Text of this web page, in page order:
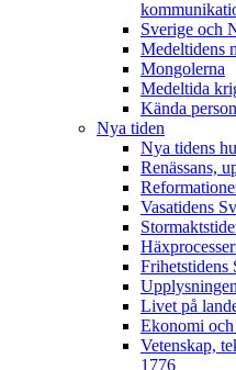
Sverige och
Medeltidens
Mongolerna
Medeltida
Kända
Nya tiden
Nya tidens
Renässans,
Vasatidens
Frihetstidens
Upplysningen
Livet på
Ekonomi
Vetenskap,
1776